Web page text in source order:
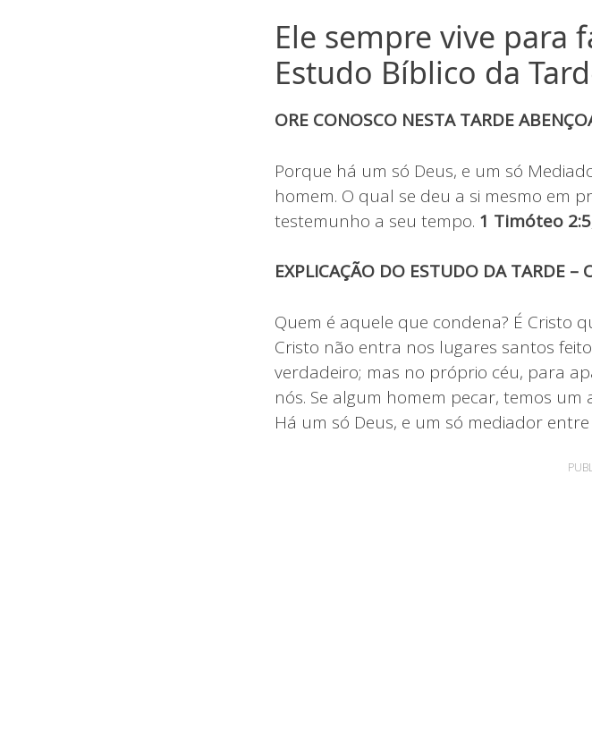
Ele sempre vive para
Estudo Bíblico da
ORE CONOSCO NESTA TARDE
Porque há um só Deus, e um só
homem. O qual se deu a si mesmo em
testemunho a seu tempo. 1 Timóteo
EXPLICAÇÃO DO ESTUDO DA TARDE –
Quem é aquele que condena? É Cristo
Cristo não entra nos lugares santos
verdadeiro; mas no próprio céu, para
nós. Se algum homem pecar, temos um
Há um só Deus, e um só mediador